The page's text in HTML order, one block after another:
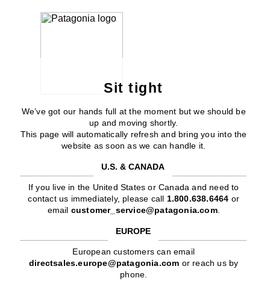
Sit tight
We’ve got our hands full at the moment but we should be
up and moving shortly.
This page will automatically refresh and bring you into the
website as soon as we can handle it.
U.S. & CANADA
If you live in the United States or Canada and need to
contact us immediately, please call 1.800.638.6464 or
email customer_service@patagonia.com.
EUROPE
European customers can email
directsales.europe@patagonia.com or reach us by
phone.